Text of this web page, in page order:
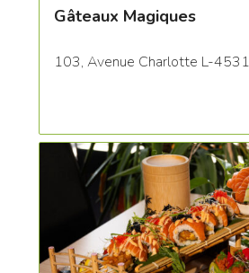
Gâteaux Magiques
103, Avenue Charlotte L-